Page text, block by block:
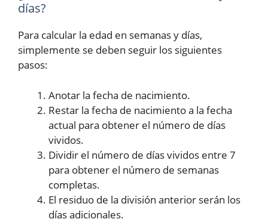
días?
Para calcular la edad en semanas y días,
simplemente se deben seguir los siguientes
pasos:
Anotar la fecha de nacimiento.
Restar la fecha de nacimiento a la fecha
actual para obtener el número de días
vividos.
Dividir el número de días vividos entre 7
para obtener el número de semanas
completas.
El residuo de la división anterior serán los
días adicionales.